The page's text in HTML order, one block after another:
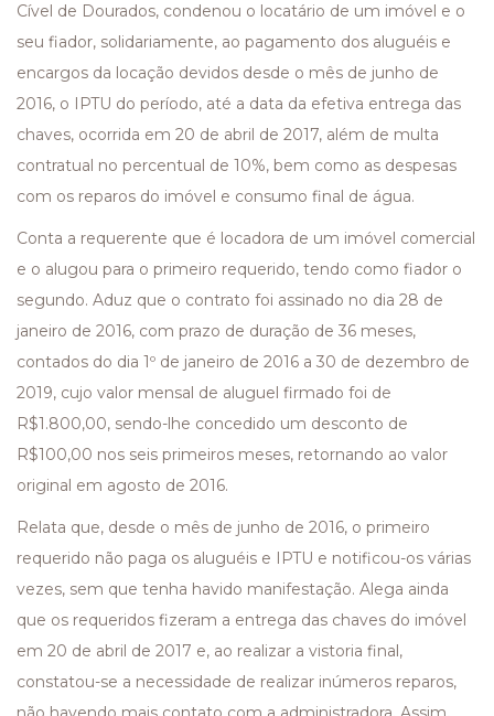
Cível de Dourados, condenou o locatário de um imóvel e o
seu fiador, solidariamente, ao pagamento dos aluguéis e
encargos da locação devidos desde o mês de junho de
2016, o IPTU do período, até a data da efetiva entrega das
chaves, ocorrida em 20 de abril de 2017, além de multa
contratual no percentual de 10%, bem como as despesas
com os reparos do imóvel e consumo final de água.
Conta a requerente que é locadora de um imóvel comercial
e o alugou para o primeiro requerido, tendo como fiador o
segundo. Aduz que o contrato foi assinado no dia 28 de
janeiro de 2016, com prazo de duração de 36 meses,
contados do dia 1º de janeiro de 2016 a 30 de dezembro de
2019, cujo valor mensal de aluguel firmado foi de
R$1.800,00, sendo-lhe concedido um desconto de
R$100,00 nos seis primeiros meses, retornando ao valor
original em agosto de 2016.
Relata que, desde o mês de junho de 2016, o primeiro
requerido não paga os aluguéis e IPTU e notificou-os várias
vezes, sem que tenha havido manifestação. Alega ainda
que os requeridos fizeram a entrega das chaves do imóvel
em 20 de abril de 2017 e, ao realizar a vistoria final,
constatou-se a necessidade de realizar inúmeros reparos,